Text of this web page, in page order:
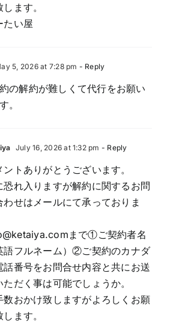
します。
たい屋
5, 2026 at 7:28 pm - Reply
の解約が難しくて代行をお願い
。
July 16, 2026 at 1:32 pm - Reply
ントありがとうございます。
恐れ入りますが解約に関するお問
わせはメールにて承っておりま
まで①ご契約者名
語フルネーム）②ご契約のカナダ
話番号をお問合せ内容と共にお送
ただく事は可能でしょうか。
数おかけ致しますがよろしくお願
します。